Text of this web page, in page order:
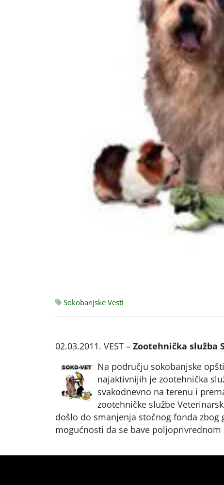
Sokobanjske Vesti
02.03.2011. VEST – Zootehnička služba
Na području sokobanjske
najaktivnijih je zootehnička
svakodnevno na terenu i
zootehničke službe
došlo do smanjenja stočnog fonda zbog
mogućnosti da se bave